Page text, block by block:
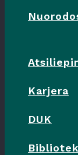
Karjera
DUK